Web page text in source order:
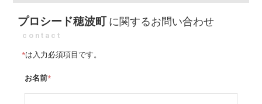
プロシード穂波町 に関するお問い合わせ
contact
*は入力必須項目です。
お名前*